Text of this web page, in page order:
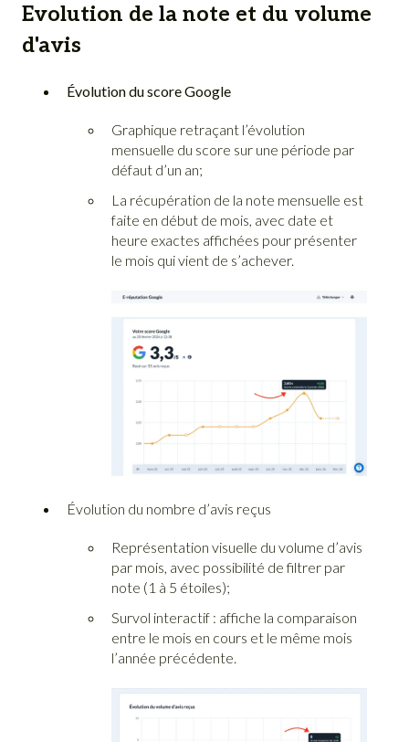
Evolution de la note et du volume
d'avis
Évolution du score Google
Graphique retraçant l’évolution
mensuelle du score sur une période par
défaut d’un an;
La récupération de la note mensuelle est
faite en début de mois, avec date et
heure exactes affichées pour présenter
le mois qui vient de s’achever.
Évolution du nombre d’avis reçus
Représentation visuelle du volume d’avis
par mois, avec possibilité de filtrer par
note (1 à 5 étoiles);
Survol interactif : affiche la comparaison
entre le mois en cours et le même mois
l’année précédente.